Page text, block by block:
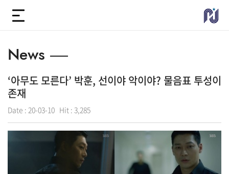
News
‘아무도 모른다’ 박훈, 선이야 악이야? 물음표 투성이
존재
Date : 20-03-10 Hit : 3,285